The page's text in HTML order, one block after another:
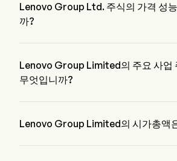
Lenovo Group Ltd. 주식의 가격 성
까?
Lenovo Group Limited의 주요 사업
무엇입니까?
Lenovo Group Limited의 시가총액